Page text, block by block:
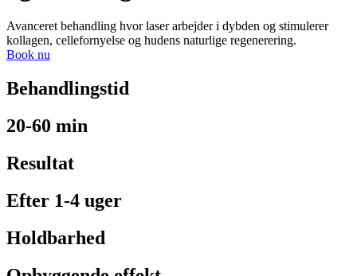
Avanceret behandling hvor laser arbejder i dybden og stimulerer
kollagen, cellefornyelse og hudens naturlige regenerering.
Book nu
Behandlingstid
20-60 min
Resultat
Efter 1-4 uger
Holdbarhed